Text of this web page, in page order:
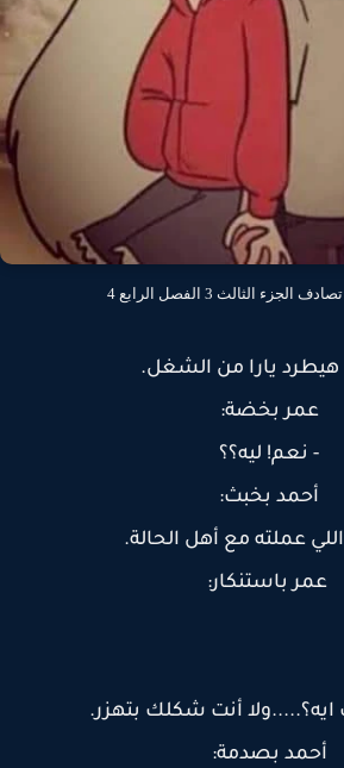
الثالث 3 الفصل الرابع 4
يارا من الشغل.
عمر بخضة:
- نعم! ليه؟؟
أحمد بخبث:
عملته مع أهل الحالة.
عمر باستنكار:
أنت شكلك بتهزر.
أحمد بصدمة: